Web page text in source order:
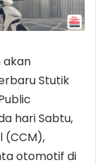
akan
Stutik
hari Sabtu,
(CCM),
otomotif di